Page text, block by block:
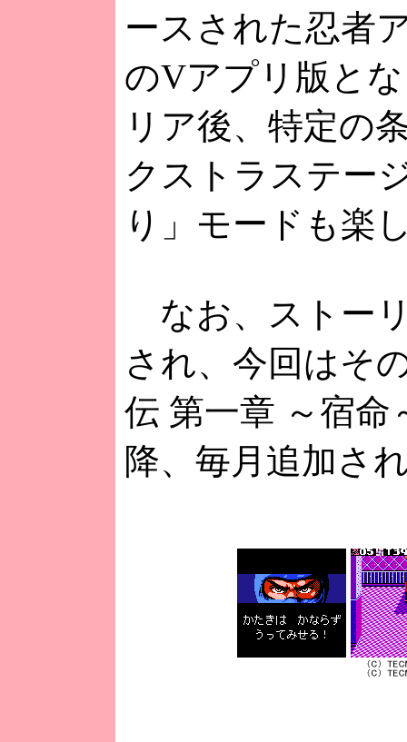
ースされた忍者
のVアプリ版と
リア後、特定の
クストラステー
り」モードも楽
なお、ストー
され、今回はそ
伝 第一章 ～宿命
降、毎月追加さ